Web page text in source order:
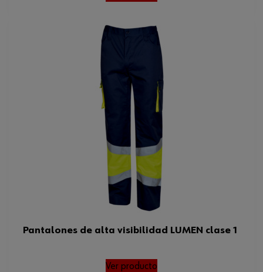
Pantalones de alta visibilidad LUMEN clase 1
Ver producto